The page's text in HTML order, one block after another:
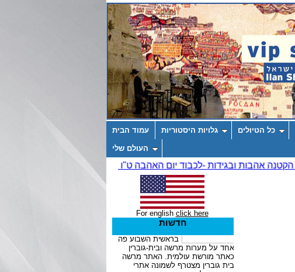
עמוד הבית גלויות היסטוריות כל הטיולים
העולם שלי
For english click here
חדשות